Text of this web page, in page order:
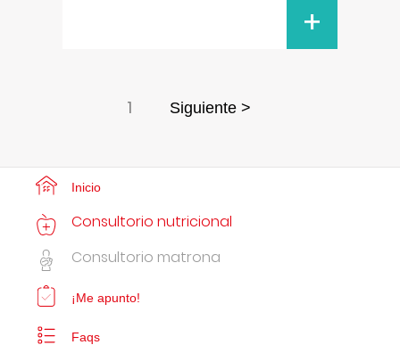
+
1 Siguiente >
Inicio
Consultorio nutricional
Consultorio matrona
¡Me apunto!
Faqs